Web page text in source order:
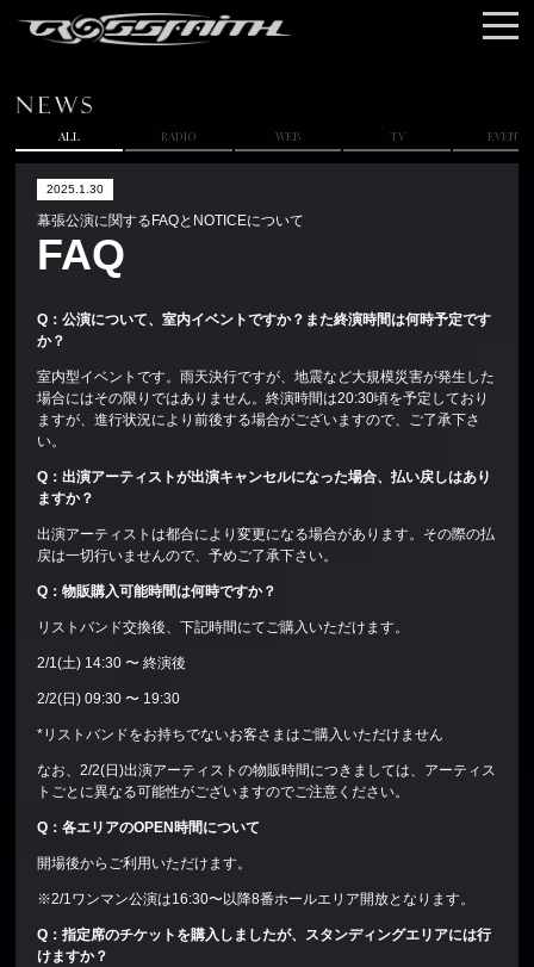
NEWS
VIDEO
ALL RADIO WEB TV EVENT
2025.1.30
幕張公演に関するFAQとNOTICEについて
FAQ
Q ：公演について、室内イベントですか？また終演時間は何時予定です
か？
室内型イベントです。雨天決行ですが、地震など大規模災害が発生した
場合にはその限りではありません。終演時間は20:30頃を予定しており
ますが、進行状況により前後する場合がございますので、ご了承下さ
い。
Q ：出演アーティストが出演キャンセルになった場合、払い戻しはあり
ますか？
出演アーティストは都合により変更になる場合があります。その際の払
戻は一切行いませんので、予めご了承下さい。
Q ：物販購入可能時間は何時ですか？
リストバンド交換後、下記時間にてご購入いただけます。
2/1(土) 14:30 〜 終演後
2/2(日) 09:30 〜 19:30
*リストバンドをお持ちでないお客さまはご購入いただけません
なお、2/2(日)出演アーティストの物販時間につきましては、アーティス
トごとに異なる可能性がございますのでご注意ください。
Q ：各エリアのOPEN時間について
開場後からご利用いただけます。
※2/1ワンマン公演は16:30〜以降8番ホールエリア開放となります。
Q ：指定席のチケットを購入しましたが、スタンディングエリアには行
けますか？